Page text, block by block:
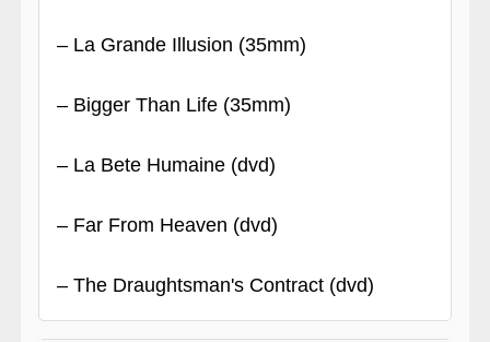
– La Grande Illusion (35mm)
– Bigger Than Life (35mm)
– La Bete Humaine (dvd)
– Far From Heaven (dvd)
– The Draughtsman's Contract (dvd)